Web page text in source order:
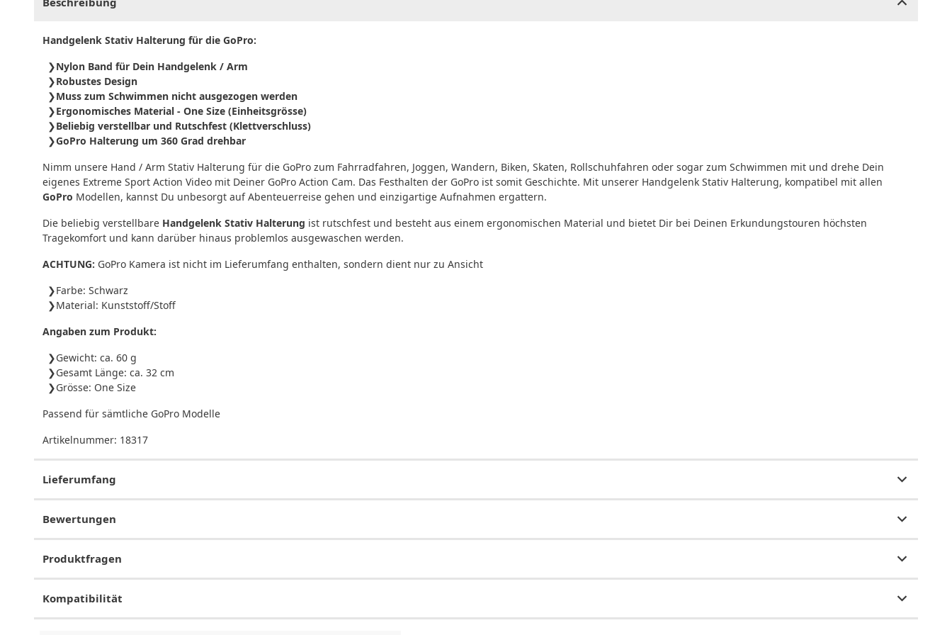
Handgelenk Stativ Halterung für die GoPro:
Nylon Band für Dein Handgelenk / Arm
Robustes Design
Muss zum Schwimmen nicht ausgezogen werden
Ergonomisches Material - One Size (Einheitsgrösse)
Beliebig verstellbar und Rutschfest (Klettverschluss)
GoPro Halterung um 360 Grad drehbar
Nimm unsere Hand / Arm Stativ Halterung für die GoPro zum Fahrradfahren, Joggen, Wandern, Biken, Skaten, Rollschuhfahren oder sogar zum Schwimmen mit und drehe Dein
eigenes Extreme Sport Action Video mit Deiner GoPro Action Cam. Das Festhalten der GoPro ist somit Geschichte. Mit unserer Handgelenk Stativ Halterung, kompatibel mit allen
GoPro Modellen, kannst Du unbesorgt auf Abenteuerreise gehen und einzigartige Aufnahmen ergattern.
Die beliebig verstellbare Handgelenk Stativ Halterung ist rutschfest und besteht aus einem ergonomischen Material und bietet Dir bei Deinen Erkundungstouren höchsten
Tragekomfort und kann darüber hinaus problemlos ausgewaschen werden.
ACHTUNG: GoPro Kamera ist nicht im Lieferumfang enthalten, sondern dient nur zu Ansicht
Farbe: Schwarz
Material: Kunststoff/Stoff
Angaben zum Produkt:
Gewicht: ca. 60 g
Gesamt Länge: ca. 32 cm
Grösse: One Size
Passend für sämtliche GoPro Modelle
Artikelnummer: 18317
Lieferumfang
Bewertungen
Produktfragen
Kompatibilität